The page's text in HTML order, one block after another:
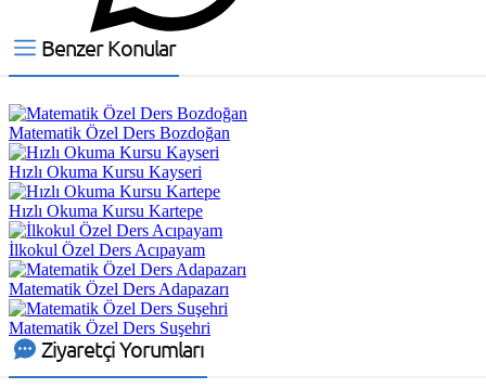
Benzer Konular
Matematik Özel Ders Bozdoğan
Hızlı Okuma Kursu Kayseri
Hızlı Okuma Kursu Kartepe
İlkokul Özel Ders Acıpayam
Matematik Özel Ders Adapazarı
Matematik Özel Ders Suşehri
Ziyaretçi Yorumları